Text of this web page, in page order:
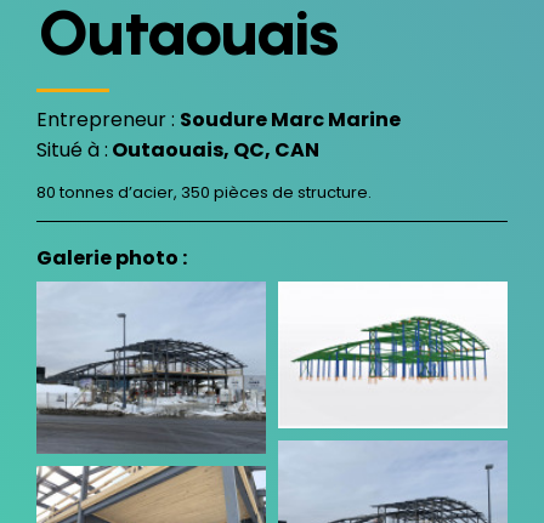
Outaouais
Entrepreneur : Soudure Marc Marine
Situé à : Outaouais, QC, CAN
80 tonnes d’acier, 350 pièces de structure.
Galerie photo :